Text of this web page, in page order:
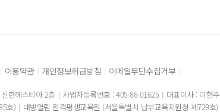
| 이용약관 | 개인정보취급방침 | 이메일무단수집거부 |
한헤스티아 2층 사업자등록번호 : 405-86-01625
대표이사 : 이현주
호)
대방열림 원격평생교육원 (서울특별시 남부교육지원청 제729호)